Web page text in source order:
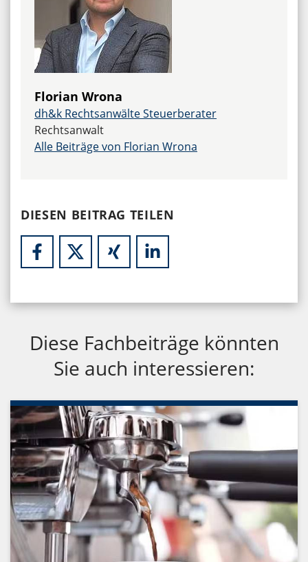
Florian Wrona
dh&k Rechtsanwälte Steuerberater
Rechtsanwalt
Alle Beiträge von Florian Wrona
DIESEN BEITRAG TEILEN
Diese Fachbeiträge könnten
Sie auch interessieren: